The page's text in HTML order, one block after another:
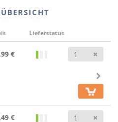
Lieferstatus
€
€